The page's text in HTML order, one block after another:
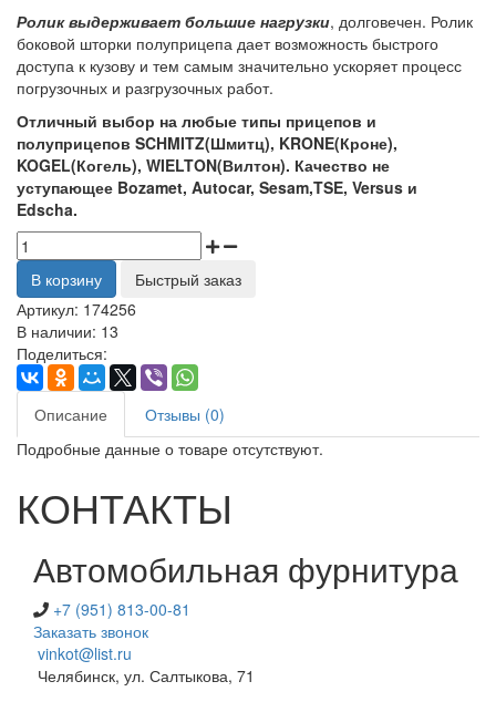
Ролик выдерживает большие нагрузки, долговечен. Ролик
боковой шторки полуприцепа дает возможность быстрого
доступа к кузову и тем самым значительно ускоряет процесс
погрузочных и разгрузочных работ.
Отличный выбор на любые типы прицепов и
полуприцепов SCHMITZ(Шмитц), KRONE(Кроне),
KOGEL(Когель), WIELTON(Вилтон). Качество не
уступающее Bozamet, Autocar, Sesam,TSE, Versus и
Edscha.
В корзину
Быстрый заказ
Артикул: 174256
В наличии: 13
Поделиться:
Описание
Отзывы (0)
Подробные данные о товаре отсутствуют.
КОНТАКТЫ
Автомобильная фурнитура
+7 (951) 813-00-81
Заказать звонок
vinkot@list.ru
Челябинск, ул. Салтыкова, 71